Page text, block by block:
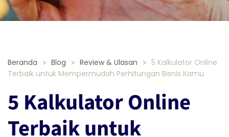
Beranda Blog Review & Ulasan
5 Kalkulator Online
Terbaik untuk Mempermudah Perhitungan Bisnis Kamu
5 Kalkulator Online
Terbaik untuk